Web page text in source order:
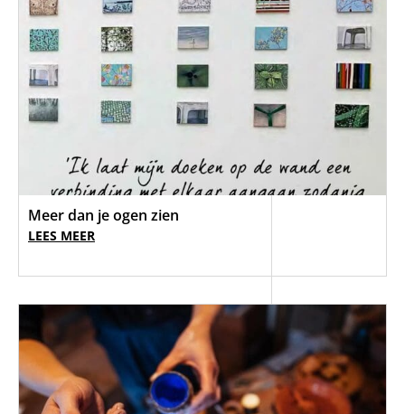
Meer dan je ogen zien
LEES MEER